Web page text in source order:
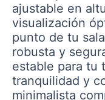
ajustable en
visualización
punto de tu
robusta y
estable para tu
tranquilidad y
minimalista